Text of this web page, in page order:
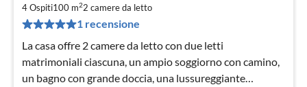
4 Ospiti100 m22 camere da letto
1 recensione
La casa offre 2 camere da letto con due letti
matrimoniali ciascuna, un ampio soggiorno con camino,
un bagno con grande doccia, una lussureggiante